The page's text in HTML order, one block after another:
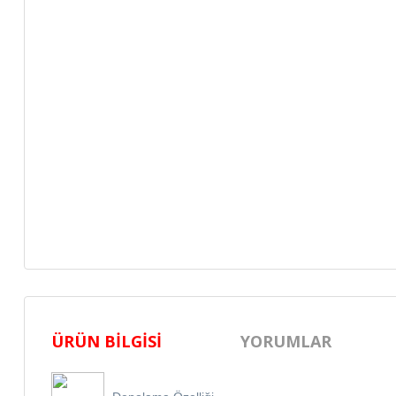
ÜRÜN BILGISI YORUMLAR